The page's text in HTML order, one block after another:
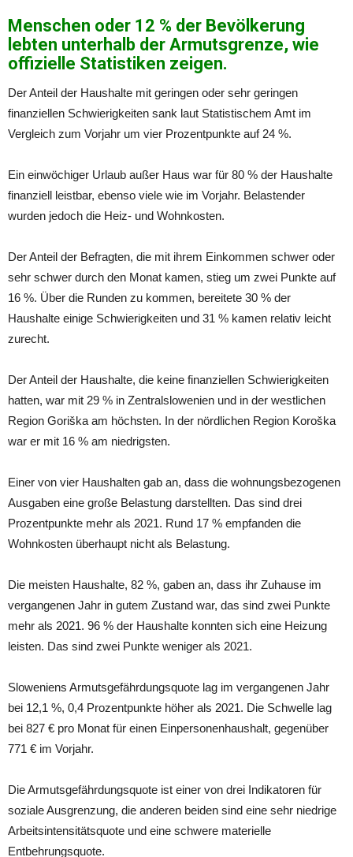
Menschen oder 12 % der Bevölkerung
lebten unterhalb der Armutsgrenze, wie
offizielle Statistiken zeigen.
Der Anteil der Haushalte mit geringen oder sehr geringen
finanziellen Schwierigkeiten sank laut Statistischem Amt im
Vergleich zum Vorjahr um vier Prozentpunkte auf 24 %.
Ein einwöchiger Urlaub außer Haus war für 80 % der Haushalte
finanziell leistbar, ebenso viele wie im Vorjahr. Belastender
wurden jedoch die Heiz- und Wohnkosten.
Der Anteil der Befragten, die mit ihrem Einkommen schwer oder
sehr schwer durch den Monat kamen, stieg um zwei Punkte auf
16 %. Über die Runden zu kommen, bereitete 30 % der
Haushalte einige Schwierigkeiten und 31 % kamen relativ leicht
zurecht.
Der Anteil der Haushalte, die keine finanziellen Schwierigkeiten
hatten, war mit 29 % in Zentralslowenien und in der westlichen
Region Goriška am höchsten. In der nördlichen Region Koroška
war er mit 16 % am niedrigsten.
Einer von vier Haushalten gab an, dass die wohnungsbezogenen
Ausgaben eine große Belastung darstellten. Das sind drei
Prozentpunkte mehr als 2021. Rund 17 % empfanden die
Wohnkosten überhaupt nicht als Belastung.
Die meisten Haushalte, 82 %, gaben an, dass ihr Zuhause im
vergangenen Jahr in gutem Zustand war, das sind zwei Punkte
mehr als 2021. 96 % der Haushalte konnten sich eine Heizung
leisten. Das sind zwei Punkte weniger als 2021.
Sloweniens Armutsgefährdungsquote lag im vergangenen Jahr
bei 12,1 %, 0,4 Prozentpunkte höher als 2021. Die Schwelle lag
bei 827 € pro Monat für einen Einpersonenhaushalt, gegenüber
771 € im Vorjahr.
Die Armutsgefährdungsquote ist einer von drei Indikatoren für
soziale Ausgrenzung, die anderen beiden sind eine sehr niedrige
Arbeitsintensitätsquote und eine schwere materielle
Entbehrungsquote.